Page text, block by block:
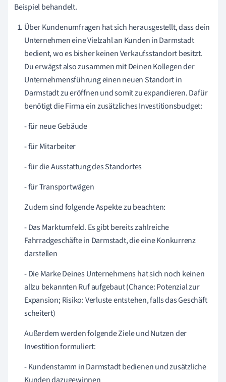
Beispiel behandelt.
Über Kundenumfragen hat sich herausgestellt, dass dein
Unternehmen eine Vielzahl an Kunden in Darmstadt
bedient, wo es bisher keinen Verkaufsstandort besitzt.
Du erwägst also zusammen mit Deinen Kollegen der
Unternehmensführung einen neuen Standort in
Darmstadt zu eröffnen und somit zu expandieren. Dafür
benötigt die Firma ein zusätzliches Investitionsbudget:
- für neue Gebäude
- für Mitarbeiter
- für die Ausstattung des Standortes
- für Transportwägen
Zudem sind folgende Aspekte zu beachten:
- Das Marktumfeld. Es gibt bereits zahlreiche
Fahrradgeschäfte in Darmstadt, die eine Konkurrenz
darstellen
- Die Marke Deines Unternehmens hat sich noch keinen
allzu bekannten Ruf aufgebaut (Chance: Potenzial zur
Expansion; Risiko: Verluste entstehen, falls das Geschäft
scheitert)
Außerdem werden folgende Ziele und Nutzen der
Investition formuliert:
- Kundenstamm in Darmstadt bedienen und zusätzliche